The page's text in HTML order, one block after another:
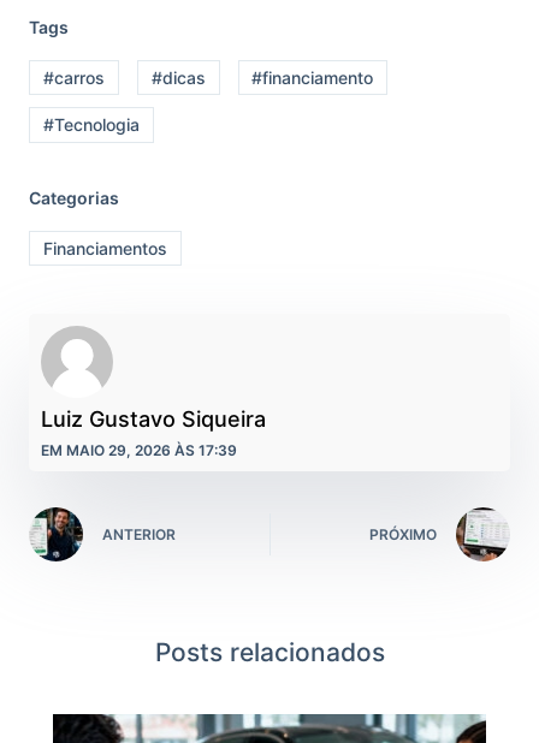
Tags
#carros #dicas #financiamento
#Tecnologia
Categorias
Financiamentos
Luiz Gustavo Siqueira
EM MAIO 29, 2026 ÀS 17:39
ANTERIOR PRÓXIMO
Posts relacionados